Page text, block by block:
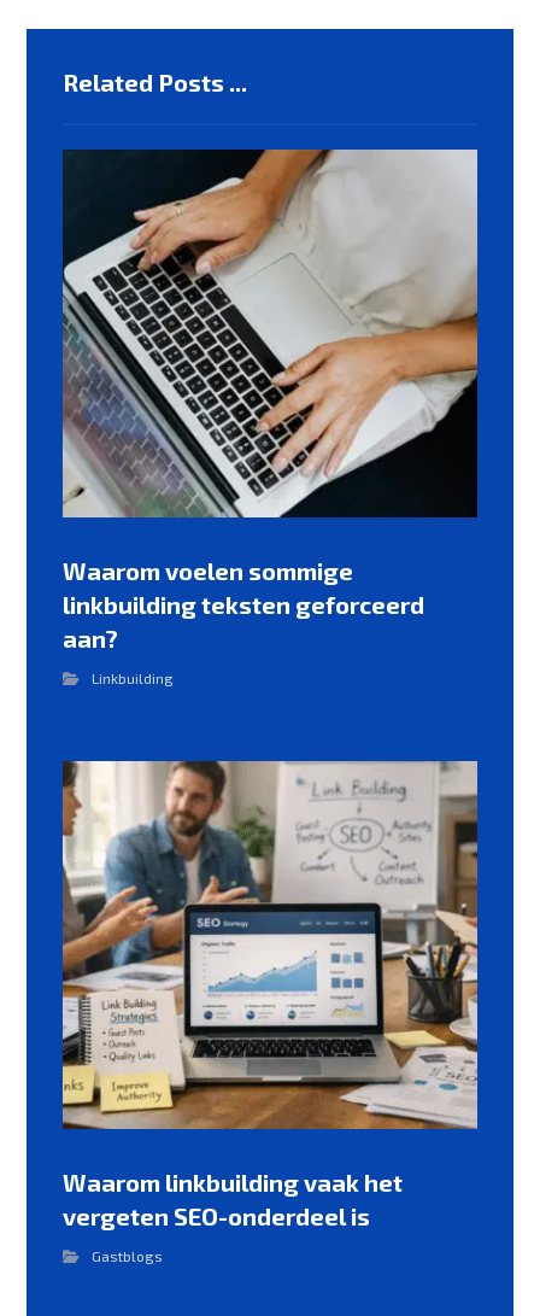
Related Posts ...
Waarom voelen sommige
linkbuilding teksten geforceerd
aan?
Linkbuilding
Waarom linkbuilding vaak het
vergeten SEO-onderdeel is
Gastblogs